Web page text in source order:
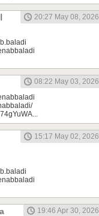
20:27 May 08, 2026
08:22 May 03, 2026
15:17 May 02, 2026
19:46 Apr 30, 2026